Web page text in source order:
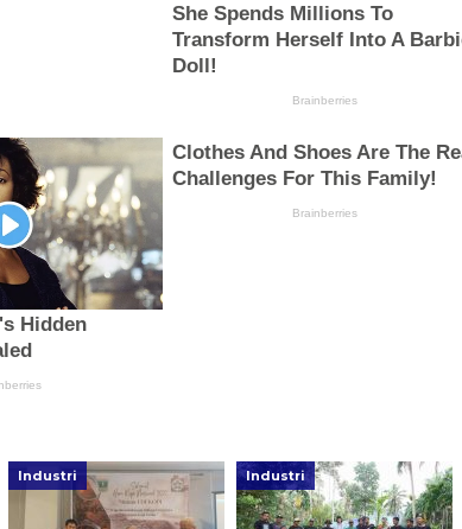
Industri Industri